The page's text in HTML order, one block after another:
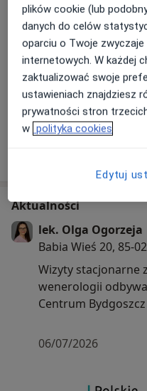
Zobacz galerię (7)
Aktualności
lek. Olga Ogorzeja
Babia Wieś 20, 85-
Wizyty stacjonarne
wenerologii
Centrum
06/07/2026
plików cookie (lub
danych do celów
oparciu o Twoje
internetowych. W każdej
zaktualizować swoje
ustawieniach znajdziesz
prywatności stron
w polityka cookies
Edytuj